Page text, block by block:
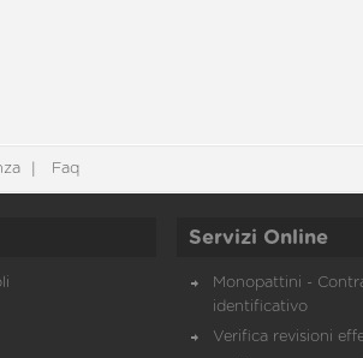
Faq
Servizi Online
Monopattini -
identificativo
Verifica revisioni